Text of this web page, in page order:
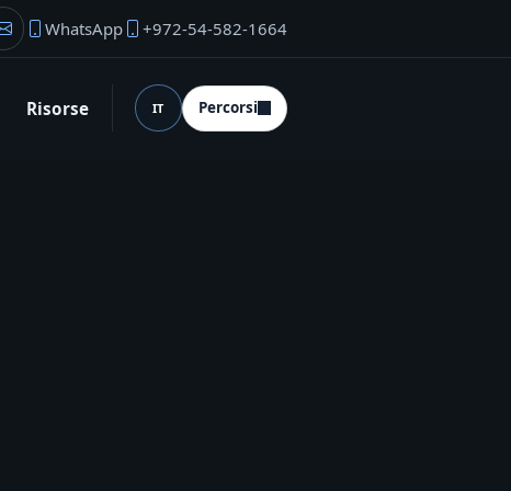
Email del fondatore
WhatsApp +972-54-582-1664
Risorse Lingua (desktop)
IT Percorsi